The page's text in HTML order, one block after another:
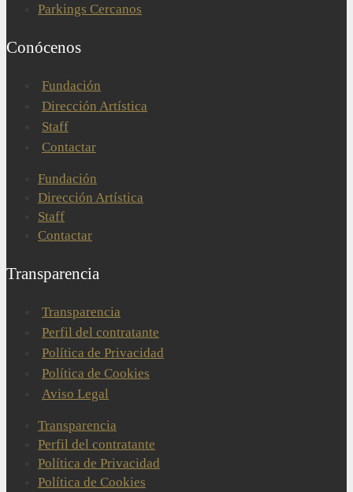
Parkings Cercanos
Conócenos
Fundación
Dirección Artística
Staff
Contactar
Fundación
Dirección Artística
Staff
Contactar
Transparencia
Transparencia
Perfil del contratante
Política de Privacidad
Política de Cookies
Aviso Legal
Transparencia
Perfil del contratante
Política de Privacidad
Política de Cookies